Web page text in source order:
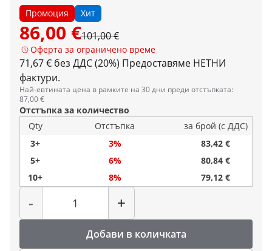
Промоция Хит
86,00 €101,00 €
Оферта за ограничено време
71,67 € без ДДС (20%) Предоставяме НЕТНИ
фактури.
Най-евтината цена в рамките на 30 дни преди отстъпката:
87,00 €
Отстъпка за количество
Qty
Отстъпка
за брой (с ДДС)
3+
3%
83,42 €
5+
6%
80,84 €
10+
8% 79,12 €
-
Количество
+
Добави в количката